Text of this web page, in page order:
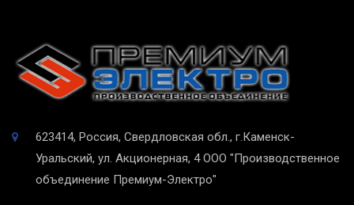
623414, Россия, Свердловская обл., г.Каменск-
Уральский, ул. Акционерная, 4 ООО "Производственное
объединение Премиум-Электро"